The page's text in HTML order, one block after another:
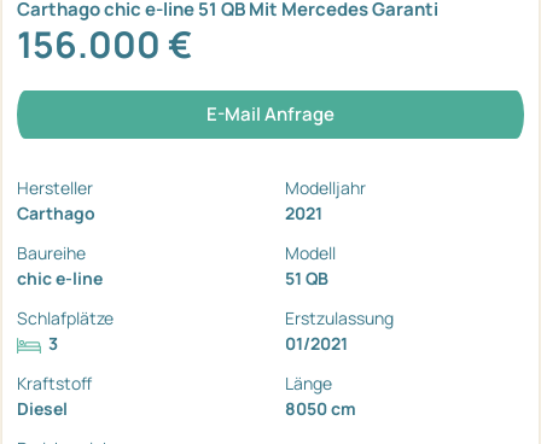
Carthago chic e-line 51 QB Mit Mercedes Garanti
156.000 €
E-Mail Anfrage
Hersteller
Carthago
Modelljahr
2021
Baureihe
chic e-line
Modell
51 QB
Schlafplätze
3
Erstzulassung
01/2021
Kraftstoff
Diesel
Länge
8050 cm